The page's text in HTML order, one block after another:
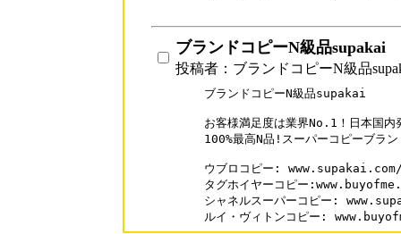
ブランドコピーN級品supakai
投稿者：ブランドコピーN級品
ブランドコピーN級品supakai
お客様満足度は業界No.1！日本国内
100%最高N品!スーパーコピーブラ
ウブロコピー:
タグホイヤーコピー
シャネルスーパーコピー:
ルイ・ヴィトンコピー: